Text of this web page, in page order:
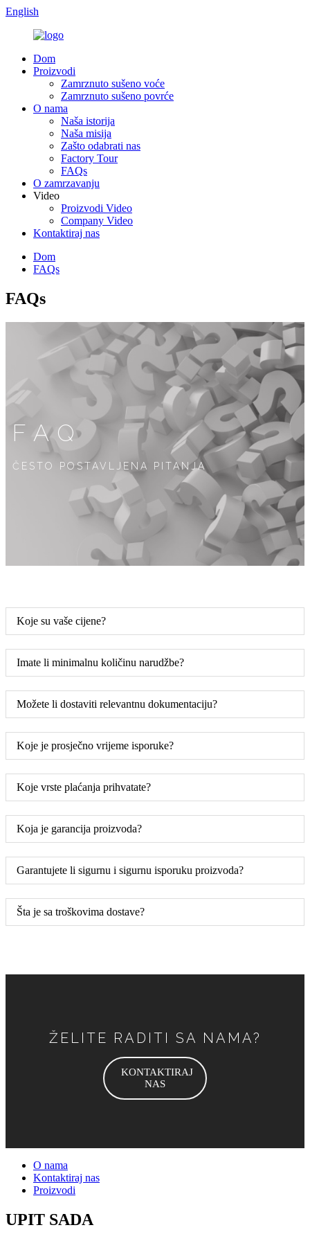
English
Dom
Proizvodi
Zamrznuto sušeno voće
Zamrznuto sušeno povrće
O nama
Naša istorija
Naša misija
Zašto odabrati nas
Factory Tour
FAQs
O zamrzavanju
Video
Proizvodi Video
Company Video
Kontaktiraj nas
Dom
FAQs
FAQs
FAQ
ČESTO POSTAVLJENA PITANJA
Koje su vaše cijene?
Imate li minimalnu količinu narudžbe?
Možete li dostaviti relevantnu dokumentaciju?
Koje je prosječno vrijeme isporuke?
Koje vrste plaćanja prihvatate?
Koja je garancija proizvoda?
Garantujete li sigurnu i sigurnu isporuku proizvoda?
Šta je sa troškovima dostave?
ŽELITE RADITI SA NAMA?
KONTAKTIRAJ
NAS
O nama
Kontaktiraj nas
Proizvodi
UPIT SADA